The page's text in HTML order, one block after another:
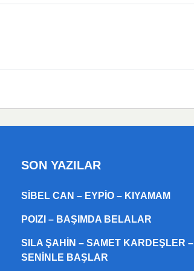
SON YAZILAR
SIBEL CAN – EYPIO – KIYAMAM
POIZI – BAŞIMDA BELALAR
SILA ŞAHIN – SAMET KARDEŞLER –
SENINLE BAŞLAR